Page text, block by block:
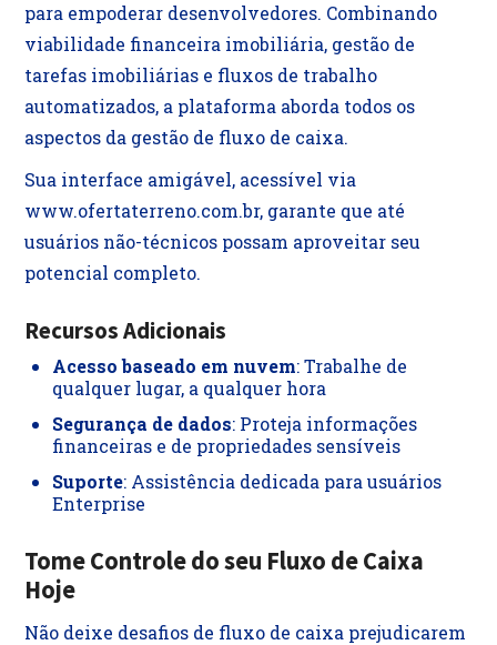
para empoderar desenvolvedores. Combinando
viabilidade financeira imobiliária, gestão de
tarefas imobiliárias e fluxos de trabalho
automatizados, a plataforma aborda todos os
aspectos da gestão de fluxo de caixa.
Sua interface amigável, acessível via
www.ofertaterreno.com.br, garante que até
usuários não-técnicos possam aproveitar seu
potencial completo.
Recursos Adicionais
Acesso baseado em nuvem: Trabalhe de
qualquer lugar, a qualquer hora
Segurança de dados: Proteja informações
financeiras e de propriedades sensíveis
Suporte: Assistência dedicada para usuários
Enterprise
Tome Controle do seu Fluxo de Caixa
Hoje
Não deixe desafios de fluxo de caixa prejudicarem